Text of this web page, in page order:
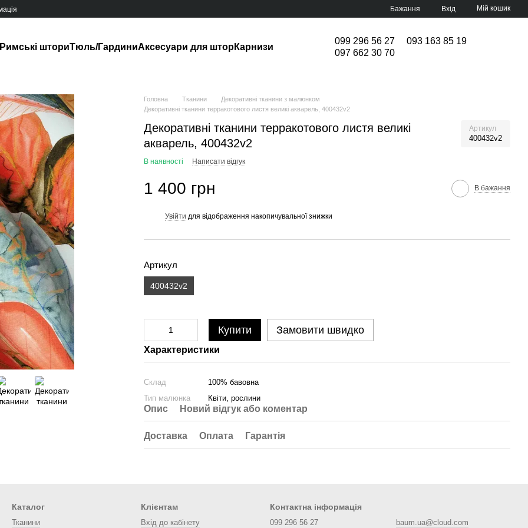
Бажання Вхід Мій кошик
Римські шториТюль/ГардиниАксесуари для шторКарнизи
099 296 56 27
093 163 85 19
097 662 30 70
Головна Тканини
Декоративні тканини з малюнком
Декоративні тканини терракотового листя великі акварель, 400432v2
Декоративні тканини терракотового листя великі
акварель, 400432v2
Артикул
400432v2
В наявності Написати відгук
1 400 грн В бажання
Увійти для відображення накопичувальної знижки
Артикул
400432v2
Купити Замовити швидко
Характеристики
Склад
100% бавовна
Тип малюнка
Квіти, рослини
Опис Новий відгук або коментар
Доставка Оплата Гарантія
Каталог
Тканини
Клієнтам
Вхід до кабінету
Контактна інформація
099 296 56 27 baum.ua@cloud.com